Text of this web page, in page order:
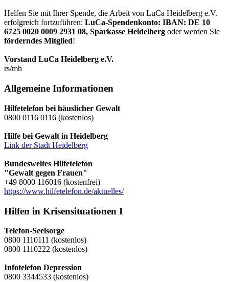
Helfen Sie mit Ihrer Spende, die Arbeit von LuCa Heidelberg e.V.
erfolgreich fortzuführen: LuCa-Spendenkonto: IBAN: DE 10
6725 0020 0009 2931 08, Sparkasse Heidelberg oder werden Sie
förderndes Mitglied!
Vorstand LuCa Heidelberg e.V.
rs/mh
Allgemeine Informationen
Hilfetelefon bei häuslicher Gewalt
0800 0116 0116 (kostenlos)
Hilfe bei Gewalt in Heidelberg
Link der Stadt Heidelberg
Bundesweites Hilfetelefon
"Gewalt gegen Frauen"
+49 8000 116016 (kostenfrei)
https://www.hilfetelefon.de/aktuelles/
Hilfen in Krisensituationen I
Telefon-Seelsorge
0800 1110111 (kostenlos)
0800 1110222 (kostenlos)
Infotelefon Depression
0800 3344533 (kostenlos)